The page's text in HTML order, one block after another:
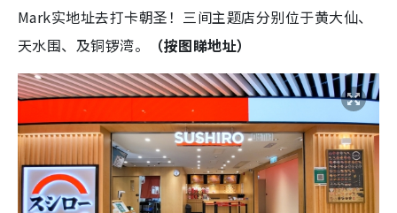
Mark实地址去打卡朝圣！三间主题店分别位于黄大仙、
天水围、及铜锣湾。
（按图睇地址）